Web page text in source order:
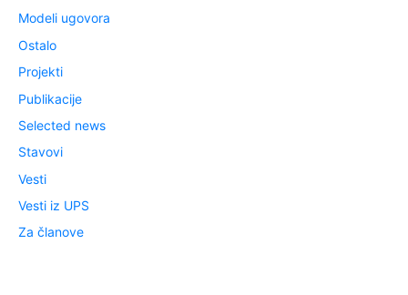
Modeli ugovora
Ostalo
Projekti
Publikacije
Selected news
Stavovi
Vesti
Vesti iz UPS
Za članove